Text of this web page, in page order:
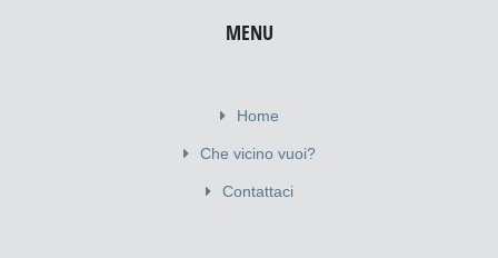
MENU
Home
Che vicino vuoi?
Contattaci